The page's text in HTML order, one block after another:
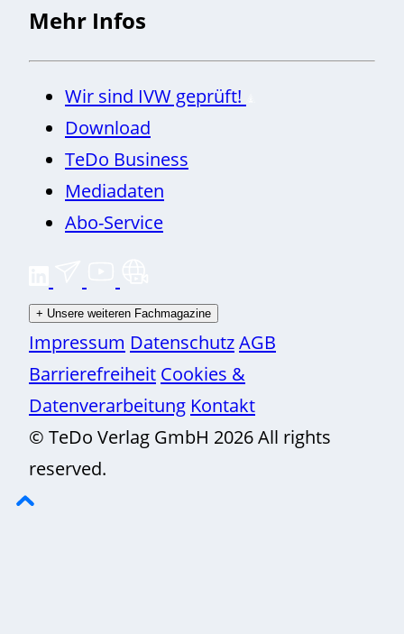
Mehr Infos
Wir sind IVW geprüft!
Download
TeDo Business
Mediadaten
Abo-Service
+ Unsere weiteren Fachmagazine
Impressum DatenschutzAGB
Barrierefreiheit Cookies &
Datenverarbeitung Kontakt
© TeDo Verlag GmbH 2026 All rights
reserved.